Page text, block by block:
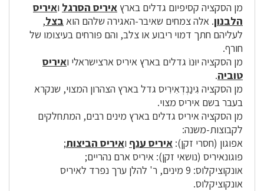
מן הסקציה קסיפיום גדלים בארץ איריס הסרגל ואיריס
הלבנון. אלה צמחים שאיבר-האגירה שלהם הוא בצל,
לעליהם חתך דמוי ריבוע או צלב, והם פורחים בעיצומו של
חורף.
מן הסקציה יוּנוֹ גדלים בארץ איריס ארצישראלי ואיריס
טוביה.
מן הסקציה גִינַנְדְאִירִיס גדל בארץ הצהרון המצוי, שנקרא
בעבר בשם איריס מצוי.
מן הסקציה איריס גדלים בארץ מינים רבים, המתחלקים
לקבוצות-משנה:
אפוגון (חסרי זקן): איריס ענף ואיריס הביצות;
פוגונאיריס (נושאי זקן): איריס ארם נהריים;
אונקוציקלוס: 9 מינים, ר' להלן ערך נפרד לאיריס
אונקוציקלוס.